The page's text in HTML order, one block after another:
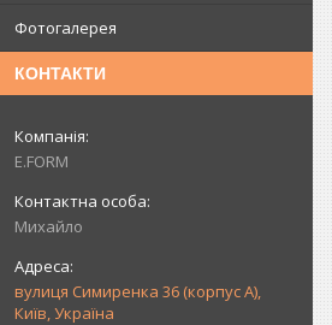
Фотогалерея
КОНТАКТИ
E.FORM
Михайло
вулиця Симиренка 36 (корпус А),
Київ, Україна